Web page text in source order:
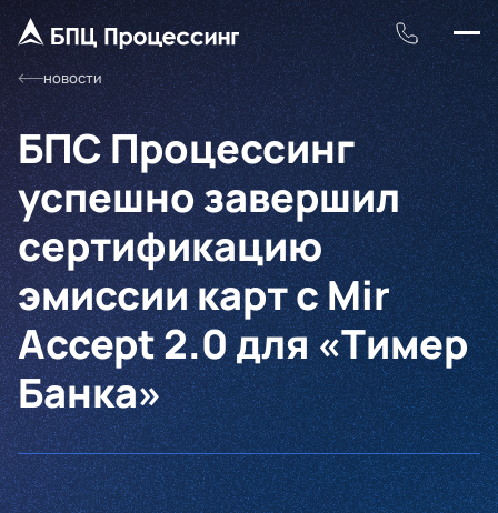
новости
БПС Процессинг
успешно завершил
сертификацию
эмиссии карт с Mir
Accept 2.0 для «Тимер
Банка»